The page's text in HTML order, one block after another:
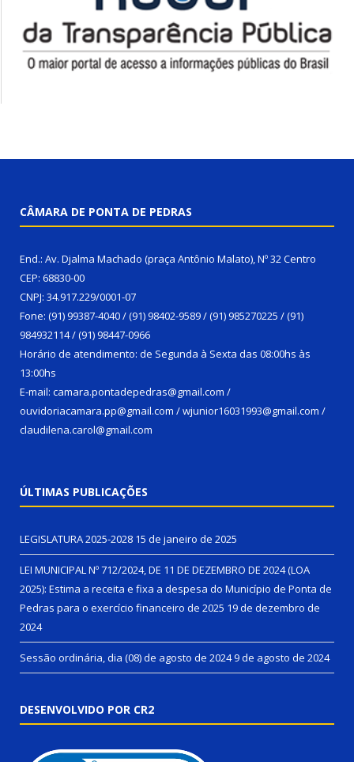
CÂMARA DE PONTA DE PEDRAS
End.: Av. Djalma Machado (praça Antônio Malato), Nº 32 Centro
CEP: 68830-00
CNPJ: 34.917.229/0001-07
Fone: (91) 99387-4040 / (91) 98402-9589 / (91) 985270225 / (91)
984932114 / (91) 98447-0966
Horário de atendimento: de Segunda à Sexta das 08:00hs às
13:00hs
E-mail: camara.pontadepedras@gmail.com /
ouvidoriacamara.pp@gmail.com / wjunior16031993@gmail.com /
claudilena.carol@gmail.com
ÚLTIMAS PUBLICAÇÕES
LEGISLATURA 2025-2028 15 de janeiro de 2025
LEI MUNICIPAL Nº 712/2024, DE 11 DE DEZEMBRO DE 2024 (LOA
2025): Estima a receita e fixa a despesa do Município de Ponta de
Pedras para o exercício financeiro de 2025 19 de dezembro de
2024
Sessão ordinária, dia (08) de agosto de 20249 de agosto de 2024
DESENVOLVIDO POR CR2